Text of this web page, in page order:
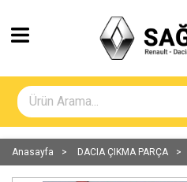
Anasayfa DACIA ÇIKMA PARÇA